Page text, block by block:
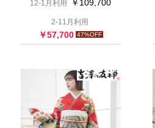
12-1月利用 ￥ 109,700
2-11月利用
￥57,700 47%OFF